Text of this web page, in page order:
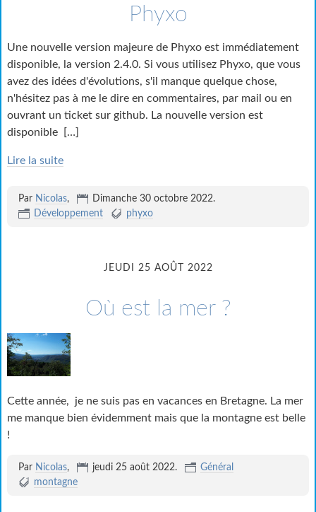
Phyxo
Une nouvelle version majeure de Phyxo est immédiatement
disponible, la version 2.4.0. Si vous utilisez Phyxo, que vous
avez des idées d'évolutions, s'il manque quelque chose,
n'hésitez pas à me le dire en commentaires, par mail ou en
ouvrant un ticket sur github. La nouvelle version est
disponible
[…]
Lire la suite
Par Nicolas, Dimanche 30 octobre 2022.
Développement
phyxo
JEUDI 25 AOÛT 2022
Où est la mer ?
Cette année, je ne suis pas en vacances en Bretagne. La mer
me manque bien évidemment mais que la montagne est belle
!
Par Nicolas, jeudi 25 août 2022.
Général
montagne